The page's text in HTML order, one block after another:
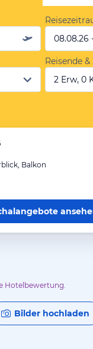
08.08.26
Reisende &
2 Erw, 0
Balkon
Hotelbewertung.
Bilder hochladen